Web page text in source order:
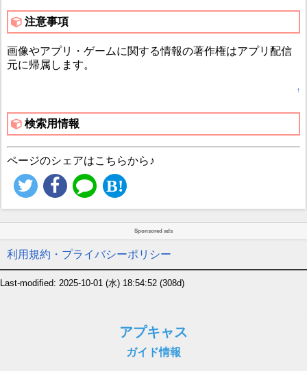
注意事項
画像やアプリ・ゲームに関する情報の著作権はアプリ配信
元に帰属します。
↑
検索用情報
ページのシェアはこちらから♪
Sponsored ads
利用規約・プライバシーポリシー
Last-modified: 2025-10-01 (水) 18:54:52 (308d)
アプキャス
ガイド情報